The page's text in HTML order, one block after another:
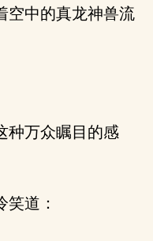
中的真龙神兽流
种万众瞩目的感
道：